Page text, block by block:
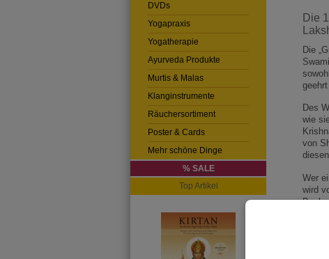
Die
Die
geehrt
Des
wie
von
Wer
wird
DVDs
Yogapraxis
Yogatherapie
Ayurveda Produkte
Murtis & Malas
Klanginstrumente
Räuchersortiment
Poster & Cards
Mehr schöne Dinge
% SALE
Top Artikel